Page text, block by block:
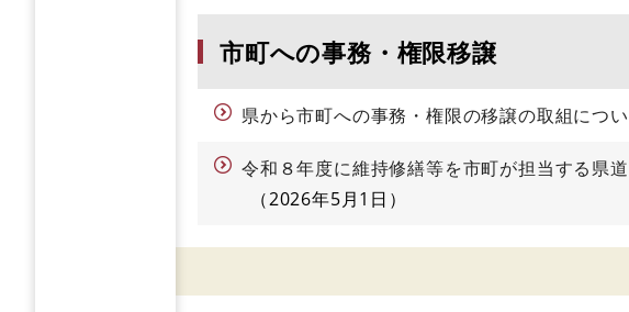
市町への事務・権限移譲
県から市町への事務・権限の移譲の取組につ
令和８年度に維持修繕等を市町が担当する県
2026年5月1日